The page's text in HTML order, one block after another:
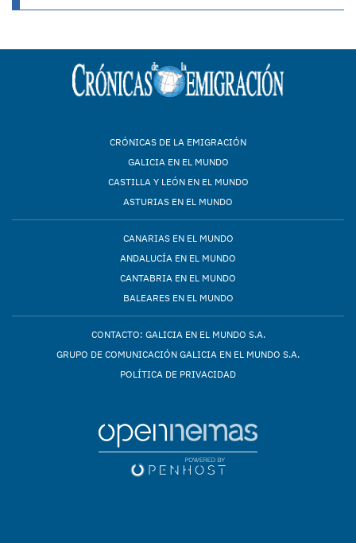
CRÓNICAS DE LA EMIGRACIÓN
GALICIA EN EL MUNDO
CASTILLA Y LEÓN EN EL MUNDO
ASTURIAS EN EL MUNDO
CANARIAS EN EL MUNDO
ANDALUCÍA EN EL MUNDO
CANTABRIA EN EL MUNDO
BALEARES EN EL MUNDO
CONTACTO: GALICIA EN EL MUNDO S.A.
GRUPO DE COMUNICACIÓN GALICIA EN EL MUNDO S.A.
POLÍTICA DE PRIVACIDAD